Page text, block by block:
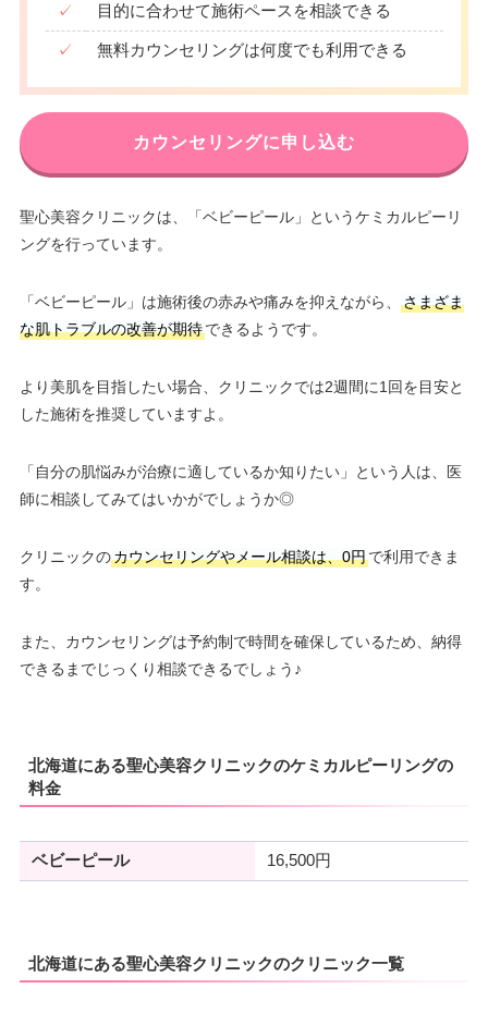
✓ 目的に合わせて施術ペースを相談できる
✓ 無料カウンセリングは何度でも利用できる
カウンセリングに申し込む
聖心美容クリニックは、「ベビーピール」というケミカルピーリ
ングを行っています。
「ベビーピール」は施術後の赤みや痛みを抑えながら、
さまざま
な肌トラブルの改善が期待できるようです。
より美肌を目指したい場合、クリニックでは2週間に1回を目安と
した施術を推奨していますよ。
「自分の肌悩みが治療に適しているか知りたい」という人は、医
師に相談してみてはいかがでしょうか◎
クリニックのカウンセリングやメール相談は、0円で利用できま
す。
また、カウンセリングは予約制で時間を確保しているため、納得
できるまでじっくり相談できるでしょう♪
北海道にある聖心美容クリニックのケミカルピーリングの
料金
ベビーピール 16,500円
北海道にある聖心美容クリニックのクリニック一覧